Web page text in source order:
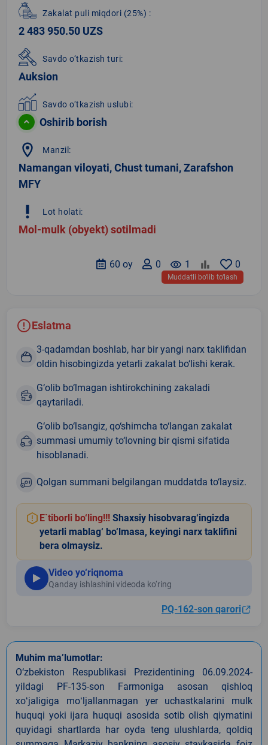
Zakalat puli miqdori (25%) :
2 483 950.50 UZS
Savdo o‘tkazish turi:
Auksion
Savdo o‘tkazish uslubi:
Oshirib borish
location_on Manzil:
Namangan viloyati, Chust tumani, Zarafshon
MFY
priority_high Lot holati:
Mol-mulk (obyekt) sotilmadi
0
remove_red_eye 1
0
60 oy
Muddatli bo‘lib to‘lash
Eslatma
3-qadamdan boshlab, har bir yangi narx taklifidan
oldin hisobingizda yetarli zakalat bo‘lishi kerak.
G‘olib bo‘lmagan ishtirokchining zakaladi
qaytariladi.
G‘olib bo‘lsangiz, qo‘shimcha to‘langan zakalat
summasi umumiy to‘lovning bir qismi sifatida
hisoblanadi.
Qolgan summani belgilangan muddatda to‘laysiz.
E`tiborli bo‘ling!!! Shaxsiy hisobvarag‘ingizda
yetarli mablag‘ bo‘lmasa, keyingi narx taklifini
bera olmaysiz.
Video yo‘riqnoma
Qanday ishlashini videoda ko‘ring
PQ-162-son qarori
Muhim ma’lumotlar:
O‘zbekiston Respublikasi Prezidentining 06.09.2024-
yildagi PF-135-son Farmoniga asosan qishloq
xoʻjaligiga moʻljallanmagan yer uchastkalarini mulk
huquqi yoki ijara huquqi asosida sotib olish qiymatini
quyidagi shartlarda har oyda teng ulushlarda, qoldiq